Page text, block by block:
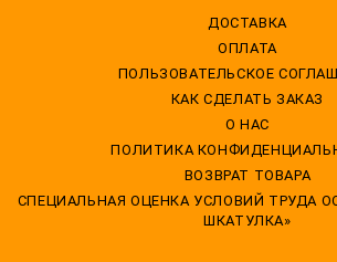
ДОСТАВКА
ОПЛАТА
ПОЛЬЗОВАТЕЛЬСКОЕ
КАК СДЕЛАТЬ ЗАКАЗ
О НАС
ПОЛИТИКА
ВОЗВРАТ ТОВАРА
CПЕЦИАЛЬНАЯ ОЦЕНКА УСЛОВИЙ ТРУДА
ШКАТУЛКА»